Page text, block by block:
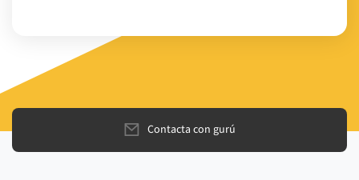
Contacta con gurú